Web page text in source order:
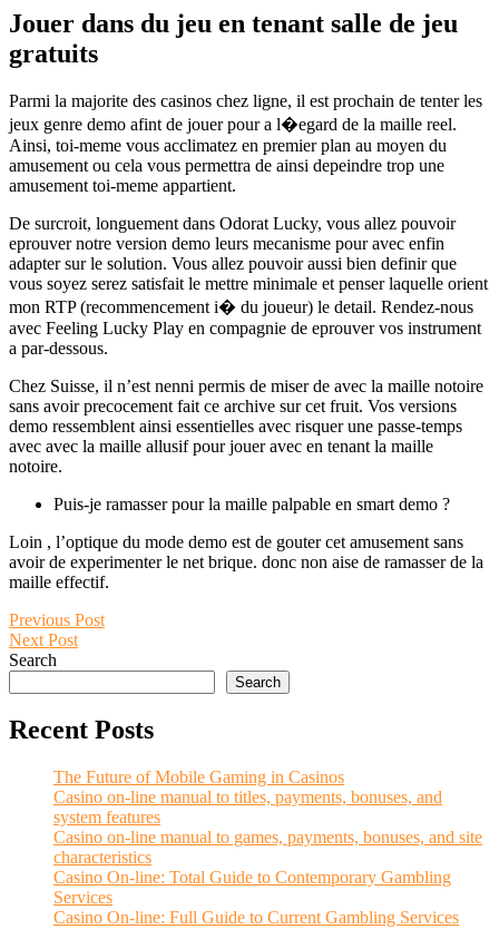
Jouer dans du jeu en tenant salle de jeu
gratuits
Parmi la majorite des casinos chez ligne, il est prochain de tenter les
jeux genre demo afint de jouer pour a l�egard de la maille reel.
Ainsi, toi-meme vous acclimatez en premier plan au moyen du
amusement ou cela vous permettra de ainsi depeindre trop une
amusement toi-meme appartient.
De surcroit, longuement dans Odorat Lucky, vous allez pouvoir
eprouver notre version demo leurs mecanisme pour avec enfin
adapter sur le solution. Vous allez pouvoir aussi bien definir que
vous soyez serez satisfait le mettre minimale et penser laquelle orient
mon RTP (recommencement i� du joueur) le detail. Rendez-nous
avec Feeling Lucky Play en compagnie de eprouver vos instrument
a par-dessous.
Chez Suisse, il n’est nenni permis de miser de avec la maille notoire
sans avoir precocement fait ce archive sur cet fruit. Vos versions
demo ressemblent ainsi essentielles avec risquer une passe-temps
avec avec la maille allusif pour jouer avec en tenant la maille
notoire.
Puis-je ramasser pour la maille palpable en smart demo ?
Loin , l’optique du mode demo est de gouter cet amusement sans
avoir de experimenter le net brique. donc non aise de ramasser de la
maille effectif.
Post
navigation
Previous PostPrevious
Next PostNext
Search
Search
Recent Posts
The Future of Mobile Gaming in Casinos
Casino on-line manual to titles, payments, bonuses, and
system features
Casino on-line manual to games, payments, bonuses, and site
characteristics
Casino On-line: Total Guide to Contemporary Gambling
Services
Casino On-line: Full Guide to Current Gambling Services